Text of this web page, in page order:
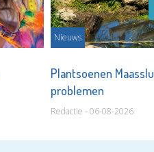
Nieuws
Plantsoenen
problemen
Redactie - 06-08-2026